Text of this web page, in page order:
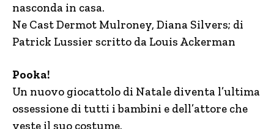
nasconda in casa.
Ne Cast Dermot Mulroney, Diana Silvers; di
Patrick Lussier scritto da Louis Ackerman
Pooka!
Un nuovo giocattolo di Natale diventa l’ultima
ossessione di tutti i bambini e dell’attore che
veste il suo costume.